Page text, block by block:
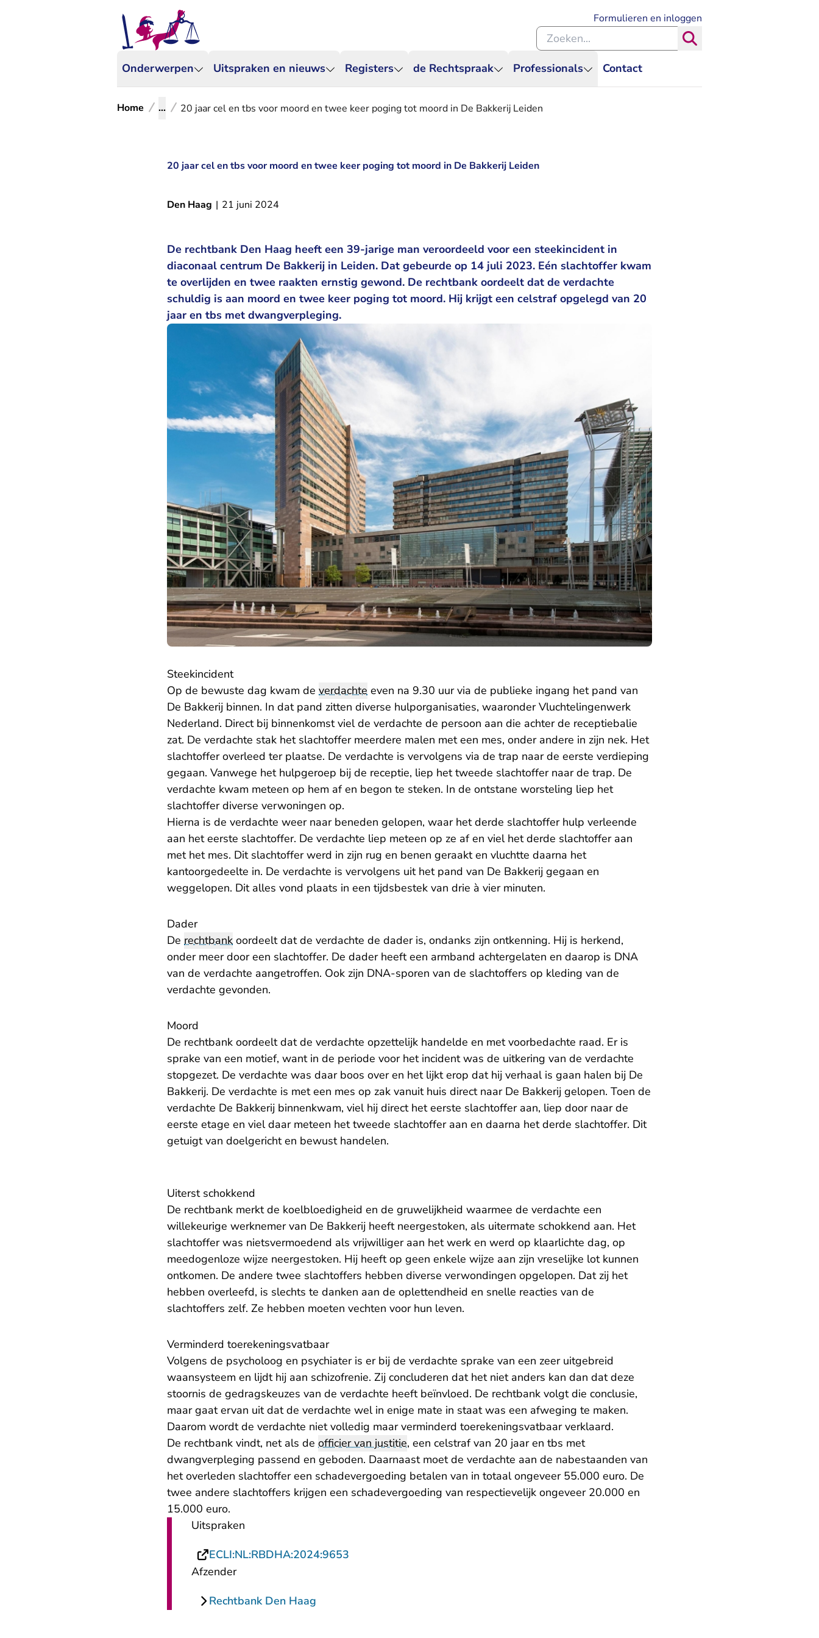
Onderwerpen Uitspraken en nieuws Registers de Rechtspraak Professionals Contact
Formulieren en inloggen
Zoeken binnen de Rechtspraak
Home ... 20 jaar cel en tbs voor moord en twee keer poging tot moord in De Bakkerij Leiden
20 jaar cel en tbs voor moord en twee keer poging tot moord in De Bakkerij Leiden
Den Haag | 21 juni 2024
De rechtbank Den Haag heeft een 39-jarige man veroordeeld voor een steekincident in
diaconaal centrum De Bakkerij in Leiden. Dat gebeurde op 14 juli 2023. Eén slachtoffer kwam
te overlijden en twee raakten ernstig gewond. De rechtbank oordeelt dat de verdachte
schuldig is aan moord en twee keer poging tot moord. Hij krijgt een celstraf opgelegd van 20
jaar en tbs met dwangverpleging.
Steekincident
Op de bewuste dag kwam de verdachte even na 9.30 uur via de publieke ingang het pand van
De Bakkerij binnen. In dat pand zitten diverse hulporganisaties, waaronder Vluchtelingenwerk
Nederland. Direct bij binnenkomst viel de verdachte de persoon aan die achter de receptiebalie
zat. De verdachte stak het slachtoffer meerdere malen met een mes, onder andere in zijn nek. Het
slachtoffer overleed ter plaatse. De verdachte is vervolgens via de trap naar de eerste verdieping
gegaan. Vanwege het hulpgeroep bij de receptie, liep het tweede slachtoffer naar de trap. De
verdachte kwam meteen op hem af en begon te steken. In de ontstane worsteling liep het
slachtoffer diverse verwoningen op.
Hierna is de verdachte weer naar beneden gelopen, waar het derde slachtoffer hulp verleende
aan het eerste slachtoffer. De verdachte liep meteen op ze af en viel het derde slachtoffer aan
met het mes. Dit slachtoffer werd in zijn rug en benen geraakt en vluchtte daarna het
kantoorgedeelte in. De verdachte is vervolgens uit het pand van De Bakkerij gegaan en
weggelopen. Dit alles vond plaats in een tijdsbestek van drie à vier minuten.
Dader
De rechtbank oordeelt dat de verdachte de dader is, ondanks zijn ontkenning. Hij is herkend,
onder meer door een slachtoffer. De dader heeft een armband achtergelaten en daarop is DNA
van de verdachte aangetroffen. Ook zijn DNA-sporen van de slachtoffers op kleding van de
verdachte gevonden.
Moord
De rechtbank oordeelt dat de verdachte opzettelijk handelde en met voorbedachte raad. Er is
sprake van een motief, want in de periode voor het incident was de uitkering van de verdachte
stopgezet. De verdachte was daar boos over en het lijkt erop dat hij verhaal is gaan halen bij De
Bakkerij. De verdachte is met een mes op zak vanuit huis direct naar De Bakkerij gelopen. Toen de
verdachte De Bakkerij binnenkwam, viel hij direct het eerste slachtoffer aan, liep door naar de
eerste etage en viel daar meteen het tweede slachtoffer aan en daarna het derde slachtoffer. Dit
getuigt van doelgericht en bewust handelen.
Uiterst schokkend
De rechtbank merkt de koelbloedigheid en de gruwelijkheid waarmee de verdachte een
willekeurige werknemer van De Bakkerij heeft neergestoken, als uitermate schokkend aan. Het
slachtoffer was nietsvermoedend als vrijwilliger aan het werk en werd op klaarlichte dag, op
meedogenloze wijze neergestoken. Hij heeft op geen enkele wijze aan zijn vreselijke lot kunnen
ontkomen. De andere twee slachtoffers hebben diverse verwondingen opgelopen. Dat zij het
hebben overleefd, is slechts te danken aan de oplettendheid en snelle reacties van de
slachtoffers zelf. Ze hebben moeten vechten voor hun leven.
Verminderd toerekeningsvatbaar
Volgens de psycholoog en psychiater is er bij de verdachte sprake van een zeer uitgebreid
waansysteem en lijdt hij aan schizofrenie. Zij concluderen dat het niet anders kan dan dat deze
stoornis de gedragskeuzes van de verdachte heeft beïnvloed. De rechtbank volgt die conclusie,
maar gaat ervan uit dat de verdachte wel in enige mate in staat was een afweging te maken.
Daarom wordt de verdachte niet volledig maar verminderd toerekeningsvatbaar verklaard.
De rechtbank vindt, net als de officier van justitie, een celstraf van 20 jaar en tbs met
dwangverpleging passend en geboden. Daarnaast moet de verdachte aan de nabestaanden van
het overleden slachtoffer een schadevergoeding betalen van in totaal ongeveer 55.000 euro. De
twee andere slachtoffers krijgen een schadevergoeding van respectievelijk ongeveer 20.000 en
15.000 euro.
Uitspraken
ECLI:NL:RBDHA:2024:9653
Afzender
Rechtbank Den Haag